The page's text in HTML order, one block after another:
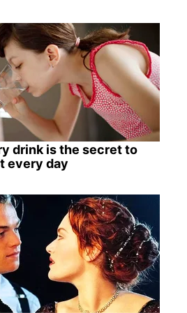
drink is the secret to
every day